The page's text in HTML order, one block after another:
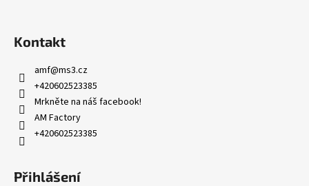
Kontakt
amf@ms3.cz
+420602523385
Mrkněte na náš facebook!
AM Factory
+420602523385
Přihlášení